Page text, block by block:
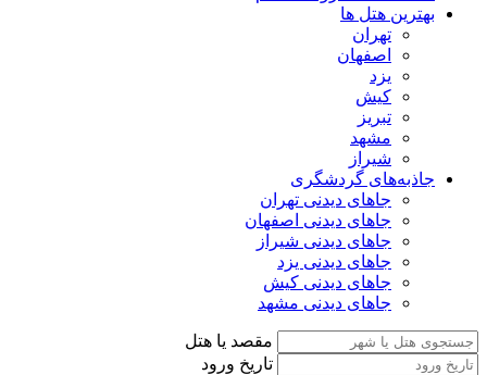
بهترین هتل ها
تهران
اصفهان
یزد
کیش
تبریز
مشهد
شیراز
جاذبه‌های گردشگری
جاهای دیدنی تهران
جاهای دیدنی اصفهان
جاهای دیدنی شیراز
جاهای دیدنی یزد
جاهای دیدنی کیش
جاهای دیدنی مشهد
مقصد یا هتل
تاریخ ورود